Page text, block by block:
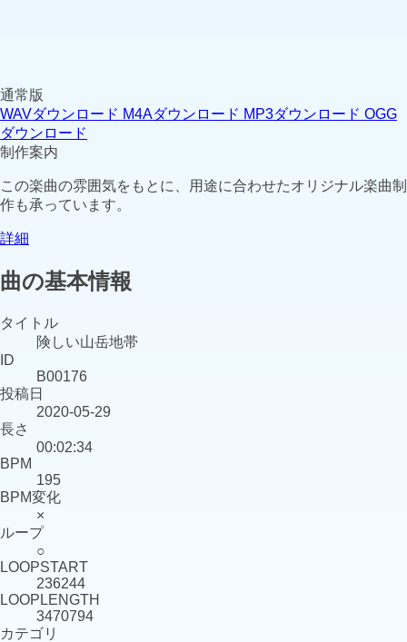
通常版
WAVダウンロード M4Aダウンロード MP3ダウンロード OGG
ダウンロード
制作案内
この楽曲の雰囲気をもとに、用途に合わせたオリジナル楽曲制
作も承っています。
詳細
曲の基本情報
タイトル
険しい山岳地帯
ID
B00176
投稿日
2020-05-29
長さ
00:02:34
BPM
195
BPM変化
×
ループ
○
LOOPSTART
236244
LOOPLENGTH
3470794
カテゴリ